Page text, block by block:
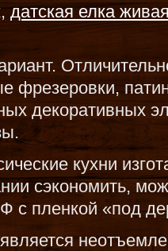
датская елка
фрезеровки,
декоративных
кухни
сэкономить,
с пленкой «под